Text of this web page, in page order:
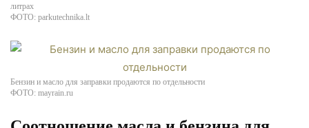
литрах
ФОТО: parkutechnika.lt
Бензин и масло для заправки продаются по отдельности
ФОТО: mayrain.ru